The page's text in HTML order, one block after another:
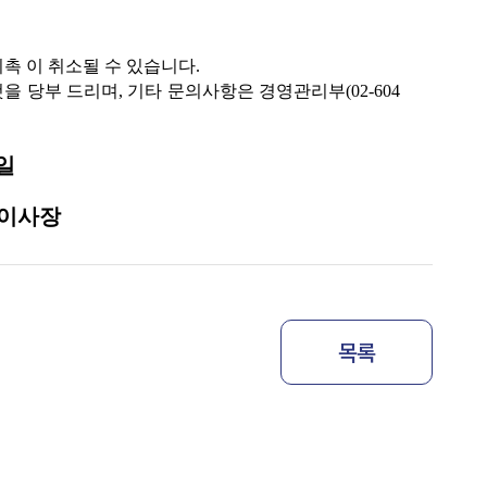
이 취소될 수 있습니다.
당부 드리며, 기타 문의사항은 경영관리부(02-604
사장
목록